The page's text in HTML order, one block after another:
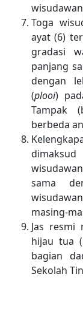
Toga
ayat (6)
gradasi
panjang
dengan
(plooi)
Tampak
berbeda
sama
masing-
Jas resmi
hijau tua
bagian
Sekolah